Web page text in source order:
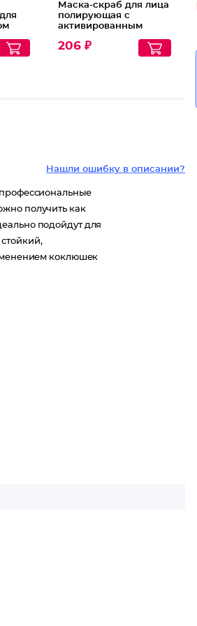
Маска-скраб для лица
полирующая с
активированным
Black Clean
206 ₽
Нашли ошибку в описании?
получить как
подойдут для
коклюшек